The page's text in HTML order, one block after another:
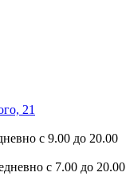
21
с 9.00 до 20.00
с 7.00 до 20.00